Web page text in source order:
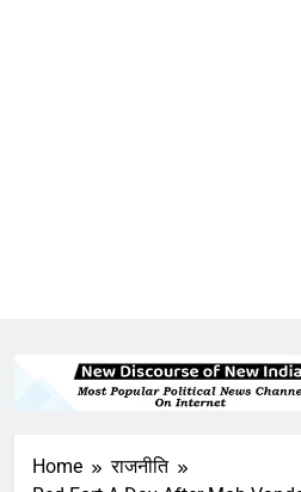
Home
राजनीति